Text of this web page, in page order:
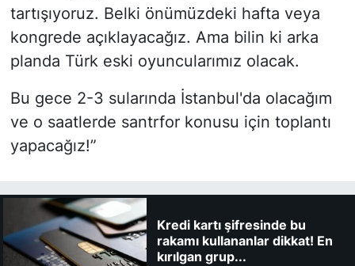
tartışıyoruz. Belki önümüzdeki hafta veya
kongrede açıklayacağız. Ama bilin ki arka
planda Türk eski oyuncularımız olacak.
Bu gece 2-3 sularında İstanbul'da olacağım
ve o saatlerde santrfor konusu için toplantı
yapacağız!”
Kredi kartı şifresinde bu
rakamı kullananlar dikkat! En
kırılgan grup...